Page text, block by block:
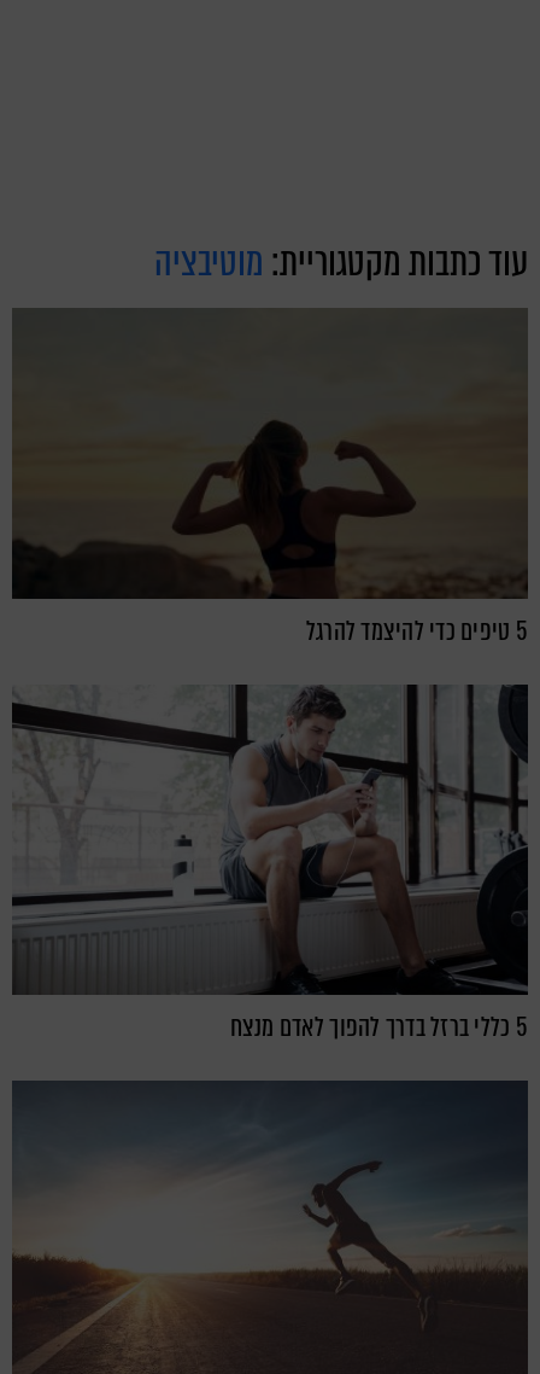
עוד כתבות מקטגוריית: מוטיבציה
5 טיפים כדי להיצמד להרגל
5 כללי ברזל בדרך להפוך לאדם מנצח